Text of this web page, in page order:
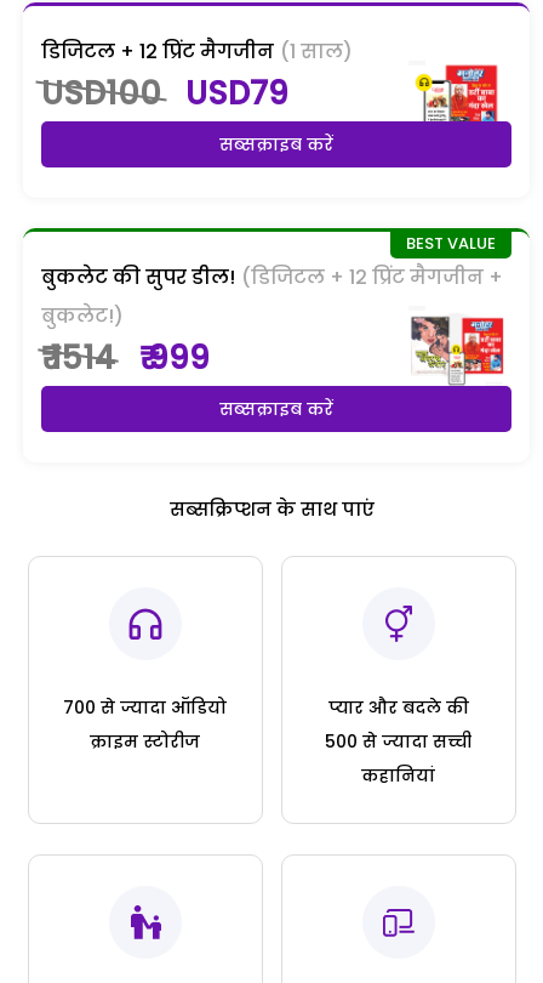
डिजिटल + 12 प्रिंट मैगजीन (1 साल)
USD100 USD79
सब्सक्राइब करें
बुकलेट की सुपर डील! (डिजिटल + 12 प्रिंट मैगजीन +
बुकलेट!)
₹ 1514 ₹ 999
सब्सक्राइब करें
सब्सक्रिप्शन के साथ पाएं
700 से ज्यादा ऑडियो
क्राइम स्टोरीज
प्यार और बदले की
500 से ज्यादा सच्ची
कहानियां